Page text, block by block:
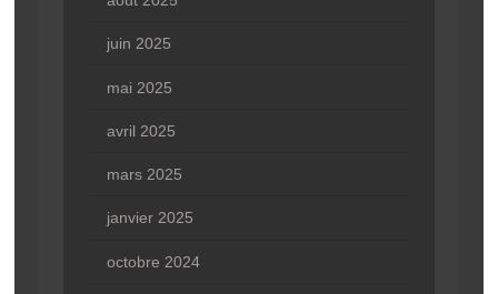
juin 2025
mai 2025
avril 2025
mars 2025
janvier 2025
octobre 2024